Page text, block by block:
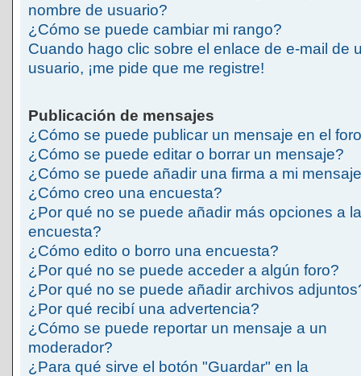
nombre de usuario?
¿Cómo se puede cambiar mi rango?
Cuando hago clic sobre el enlace de e-mail de
usuario, ¡me pide que me registre!
Publicación de mensajes
¿Cómo se puede publicar un mensaje en el
¿Cómo se puede editar o borrar un mensaje?
¿Cómo se puede añadir una firma a mi
¿Cómo creo una encuesta?
¿Por qué no se puede añadir más opciones a la
encuesta?
¿Cómo edito o borro una encuesta?
¿Por qué no se puede acceder a algún foro?
¿Por qué no se puede añadir archivos
¿Por qué recibí una advertencia?
¿Cómo se puede reportar un mensaje a un
moderador?
¿Para qué sirve el botón "Guardar" en la